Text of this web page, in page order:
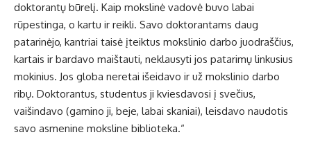
doktorantų būrelį. Kaip mokslinė vadovė buvo labai
rūpestinga, o kartu ir reikli. Savo doktorantams daug
patarinėjo, kantriai taisė įteiktus mokslinio darbo juodraščius,
kartais ir bardavo maištauti, neklausyti jos patarimų linkusius
mokinius. Jos globa neretai išeidavo ir už mokslinio darbo
ribų. Doktorantus, studentus ji kviesdavosi į svečius,
vaišindavo (gamino ji, beje, labai skaniai), leisdavo naudotis
savo asmenine moksline biblioteka.“